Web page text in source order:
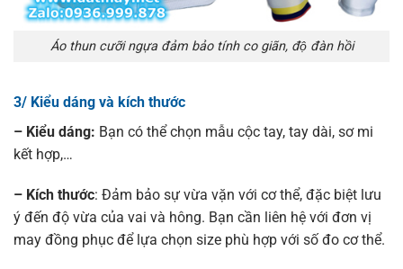
Áo thun cưỡi ngựa đảm bảo tính co giãn, độ đàn hồi
3/ Kiểu dáng và kích thước
– Kiểu dáng: Bạn có thể chọn mẫu cộc tay, tay dài, sơ mi
kết hợp,…
– Kích thước: Đảm bảo sự vừa vặn với cơ thể, đặc biệt lưu
ý đến độ vừa của vai và hông. Bạn cần liên hệ với đơn vị
may đồng phục để lựa chọn size phù hợp với số đo cơ thể.